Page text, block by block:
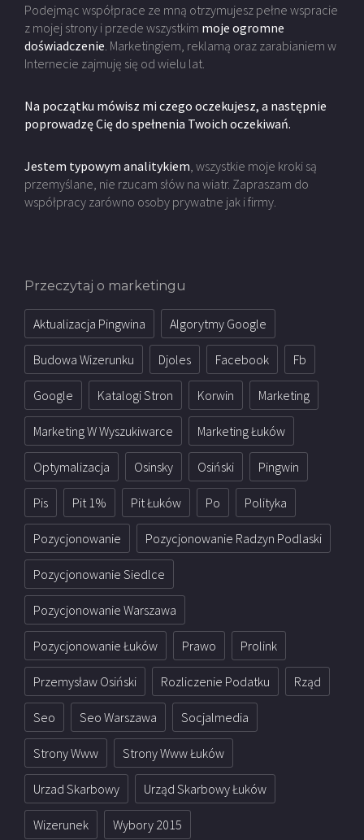
Podejmąc współprace ze mną otrzymujesz pełne wspracie
z mojej strony i przede wszystkim moje ogromne
doświadczenie . Marketingiem, reklamą oraz zarabianiem w
Internecie zajmuję się od wielu lat.
Na początku mówisz mi czego oczekujesz, a następnie
poprowadzę Cię do spełnenia Twoich oczekiwań.
Jestem typowym analitykiem , wszystkie moje kroki są
przemyślane, nie rzucam słów na wiatr. Zapraszam do
współpracy zarówno osoby prywatne jak i firmy.
Przeczytaj o marketingu
Aktualizacja Pingwina Algorytmy Google
Budowa Wizerunku Djoles Facebook Fb
Google Katalogi Stron Korwin Marketing
Marketing W Wyszukiwarce Marketing Łuków
Optymalizacja Osinsky Osiński Pingwin
Pis Pit 1% Pit Łuków Po Polityka
Pozycjonowanie Pozycjonowanie Radzyn Podlaski
Pozycjonowanie Siedlce
Pozycjonowanie Warszawa
Pozycjonowanie Łuków Prawo Prolink
Przemysław Osiński Rozliczenie Podatku Rząd
Seo Seo Warszawa Socjalmedia
Strony Www Strony Www Łuków
Urzad Skarbowy Urząd Skarbowy Łuków
Wizerunek Wybory 2015